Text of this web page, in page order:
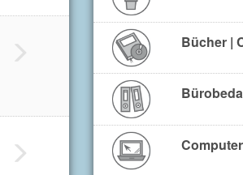
Bücher |